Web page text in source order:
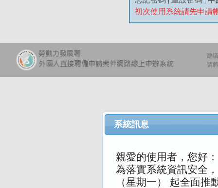
初次使用系統請先申請
建
請
系統訊息
親愛的使用者，您好：
為落實系統資訊安全
（星期一） 起全面推